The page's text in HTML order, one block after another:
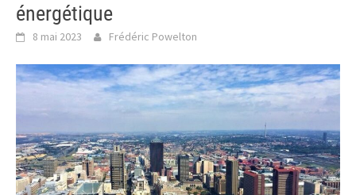
énergétique
8 mai 2023 Frédéric Powelton